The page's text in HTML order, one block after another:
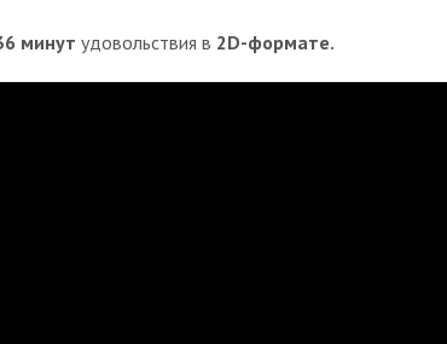
минут удовольствия в 2D-формате.